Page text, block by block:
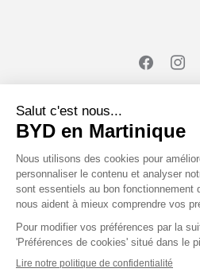
© 2023 BYD
Découvrir
Simuler vos
Contact
CGV